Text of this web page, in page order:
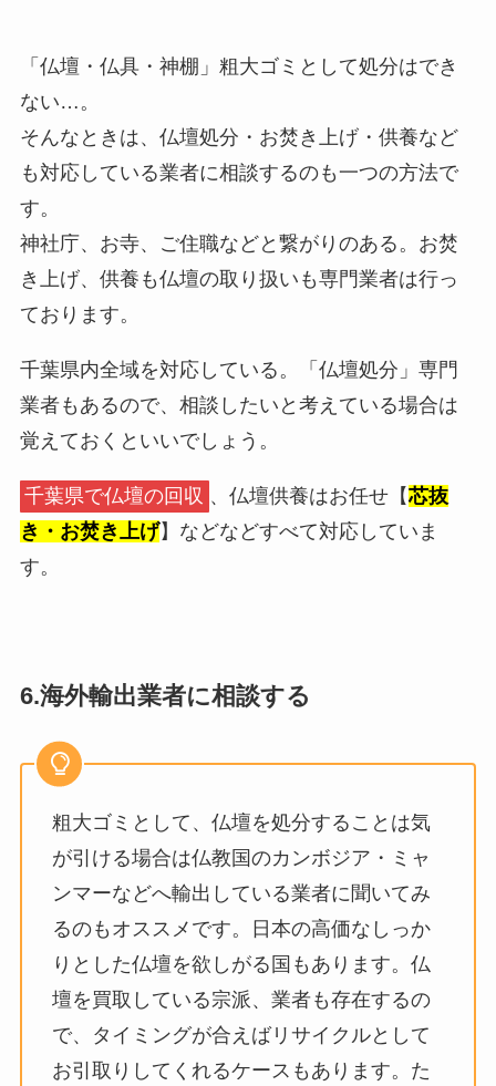
「仏壇・仏具・神棚」粗大ゴミとして処分はでき
ない…。
そんなときは、仏壇処分・お焚き上げ・供養など
も対応している業者に相談するのも一つの方法で
す。
神社庁、お寺、ご住職などと繋がりのある。お焚
き上げ、供養も仏壇の取り扱いも専門業者は行っ
ております。
千葉県内全域を対応している。「仏壇処分」専門
業者もあるので、相談したいと考えている場合は
覚えておくといいでしょう。
千葉県で仏壇の回収 、仏壇供養はお任せ【芯抜
き・お焚き上げ】などなどすべて対応していま
す。
6.海外輸出業者に相談する
粗大ゴミとして、仏壇を処分することは気
が引ける場合は仏教国のカンボジア・ミャ
ンマーなどへ輸出している業者に聞いてみ
るのもオススメです。日本の高価なしっか
りとした仏壇を欲しがる国もあります。仏
壇を買取している宗派、業者も存在するの
で、タイミングが合えばリサイクルとして
お引取りしてくれるケースもあります。た